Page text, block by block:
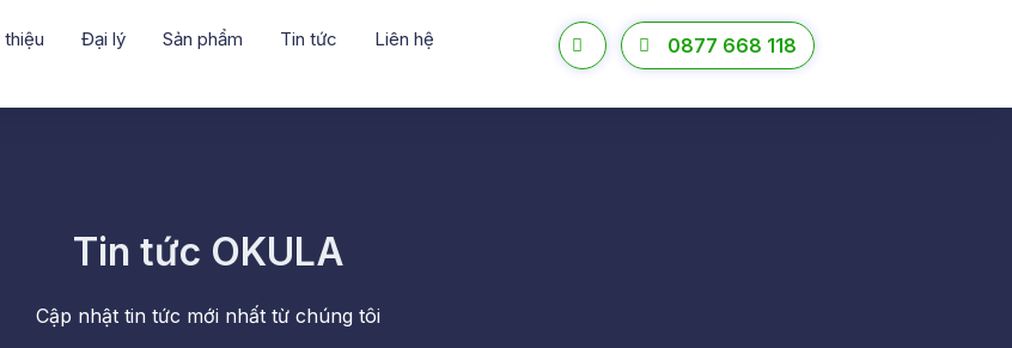
thiệu Đại lý Sản phẩm Tin tức Liên hệ 0877 668 118
Tin tức OKULA
Cập nhật tin tức mới nhất từ chúng tôi